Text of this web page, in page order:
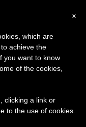
x
which are
achieve the
you want to know
of the cookies,
clicking a link or
to the use of cookies.